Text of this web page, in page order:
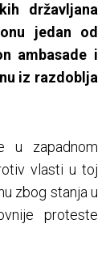
državljana
jedan od
ambasade i
iz razdoblja
u zapadnom
vlasti u toj
zbog stanja u
proteste